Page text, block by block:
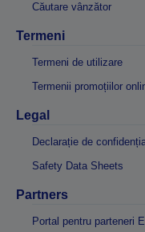
Căutare vânzător
Termeni
Termeni de utilizare
Termenii promoțiilor
Legal
Declarație de
Safety Data Sheets
Partners
Portal pentru parteneri